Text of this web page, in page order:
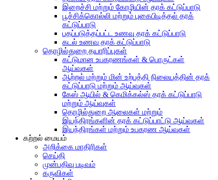
இறைச்சி மற்றும் கோழியின் தரக் கட்டுப்பாடு
பூச்சிக்கொல்லி மற்றும் புகைபிடித்தல் தரக்
கட்டுப்பாடு
பதப்படுத்தப்பட்ட உணவு தரக் கட்டுப்பாடு
கடல் உணவு தரக் கட்டுப்பாடு
தொழில்துறை தயாரிப்புகள்
கட்டுமான உபகரணங்கள் & பொருட்கள்
ஆய்வுகள்
ஆற்றல் மற்றும் மின் உற்பத்தி நிலையத்தின் தரக்
கட்டுப்பாடு மற்றும் ஆய்வுகள்
கேஸ் ஆயில் & கெமிக்கல்ஸ் தரக் கட்டுப்பாடு
மற்றும் ஆய்வுகள்
தொழில்துறை ஆலைகள் மற்றும்
இயந்திரங்களின் தரக் கட்டுப்பாட்டு ஆய்வுகள்
இயந்திரங்கள் மற்றும் உபகரண ஆய்வுகள்
கற்றல் மையம்
அறிக்கை மாதிரிகள்
செய்தி
முன்பதிவு படிவம்
கருவிகள்